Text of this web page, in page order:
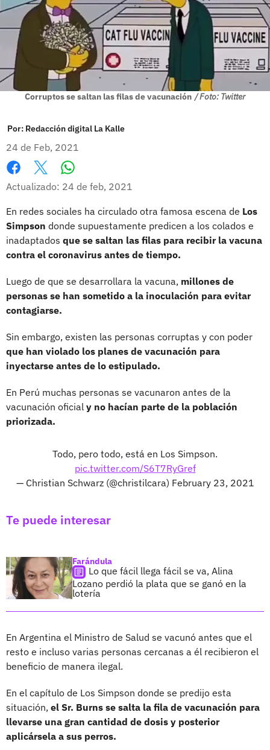
Corruptos se saltan las filas de vacunación / Foto: Twitter
Por: Redacción digital La Kalle
24 de Feb, 2021
Facebook
X
Actualizado: 24 de feb, 2021
En redes sociales ha circulado otra famosa escena de Los
Simpson donde supuestamente predicen a los colados e
inadaptados que se saltan las filas para recibir la vacuna
contra el coronavirus antes de tiempo.
Luego de que se desarrollara la vacuna, millones de
personas se han sometido a la inoculación para evitar
contagiarse.
Sin embargo, existen las personas corruptas y con poder
que han violado los planes de vacunación para
inyectarse antes de lo estipulado.
En Perú muchas personas se vacunaron antes de la
vacunación oficial y no hacían parte de la población
priorizada.
Todo, pero todo, está en Los Simpson.
pic.twitter.com/S6T7RyGref
— Christian Schwarz (@christilcara) February 23, 2021
Te puede interesar
Farándula
Lo que fácil llega fácil se va, Alina
Lozano perdió la plata que se ganó en la
lotería
En Argentina el Ministro de Salud se vacunó antes que el
resto e incluso varias personas cercanas a él recibieron el
beneficio de manera ilegal.
En el capítulo de Los Simpson donde se predijo esta
situación, el Sr. Burns se salta la fila de vacunación para
llevarse una gran cantidad de dosis y posterior
aplicársela a sus perros.